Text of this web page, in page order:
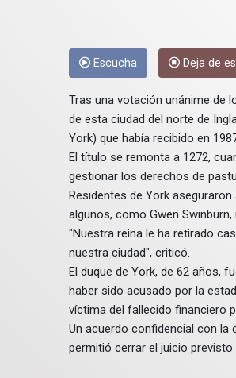
Escucha Deja de
Tras una votación unánime de
de esta ciudad del norte de
York) que había recibido en
El título se remonta a 1272,
gestionar los derechos de
Residentes de York
algunos, como Gwen
"Nuestra reina le ha retirado
nuestra ciudad", criticó.
El duque de York, de 62 años,
haber sido acusado por la
víctima del fallecido financiero
Un acuerdo confidencial con la
permitió cerrar el juicio